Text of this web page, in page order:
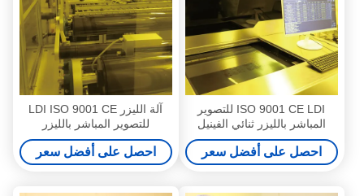
ISO 9001 CE LDI للتصوير
المباشر بالليزر ثنائي الفينيل
متعدد الكلور 0.05 مم - 3.5 مم
احصل على أفضل سعر
آلة الليزر LDI ISO 9001 CE
للتصوير المباشر بالليزر
احصل على أفضل سعر